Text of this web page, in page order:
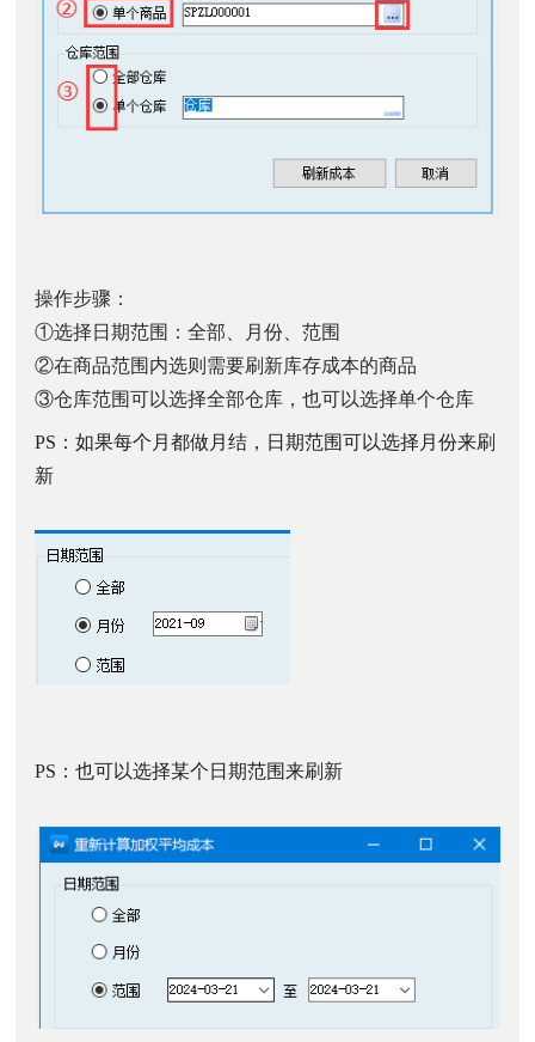
操作步骤：
①选择日期范围：全部、月份、范围
②在商品范围内选则需要刷新库存成本的商品
③仓库范围可以选择全部仓库，也可以选择单个仓库
PS：如果每个月都做月结，日期范围可以选择月份来刷
新
PS：也可以选择某个日期范围来刷新